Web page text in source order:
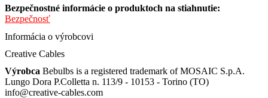
Bezpečnostné informácie o produktoch na stiahnutie:
Bezpečnosť
Informácia o výrobcovi
Creative Cables
Výrobca Bebulbs is a registered trademark of MOSAIC S.p.A.
Lungo Dora P.Colletta n. 113/9 - 10153 - Torino (TO)
info@creative-cables.com